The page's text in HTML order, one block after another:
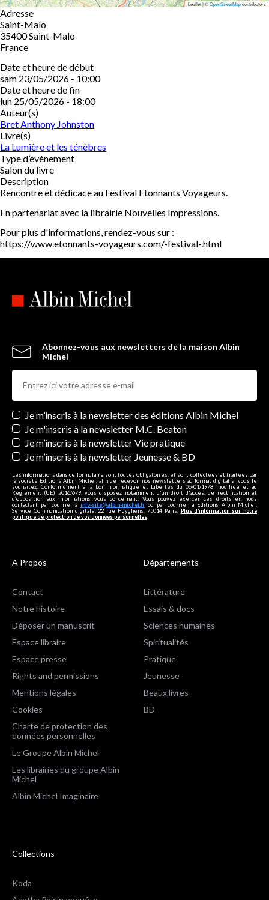
Leaflet | ©OpenStreetMapcontributors
Adresse
Saint-Malo
35400Saint-Malo
France
Date et heure de début
sam 23/05/2026 - 10:00
Date et heure de fin
lun 25/05/2026 - 18:00
Auteur(s)
Bret Anthony Johnston
Livre(s)
La Lumière et les ténèbres
Type d’événement
Salon du livre
Description
Rencontre et dédicace au Festival Etonnants Voyageurs.
En partenariat avec la librairie Nouvelles Impressions.
Pour plus d'informations, rendez-vous sur :
https://www.etonnants-voyageurs.com/-festival-.html
Abonnez-vous aux newsletters de la maison Albin
Michel
Newsletters
Je m’inscris à la newsletter des éditions Albin Michel
Je m'inscris à la newsletter M.C. Beaton
Je m’inscris à la newsletter Vie pratique
Je m’inscris à la newsletter Jeunesse & BD
Les informations dans ce formulaire sont toutes obligatoires, et sont collectées et traitées par
la société Editions Albin Michel, afin de recevoir nos newsletters au format digital si vous le
souhaitez. Conformément à la Loi Informatique et Libertés du 06/01/1978 modifiée et au
Règlement (UE) 2016/679, vous disposez notamment d'un droit d'accès, de rectification et
d’opposition aux informations vous concernant. Vous pouvez exercer ces droits en nous
contactant par courriel à info-site@albin-michel.fr ou par courrier à Editions Albin Michel,
Service Communication digitale, 22 rue Huyghens, 75014 Paris. Plus d’information sur notre
politique de protection de vos données personnelles
A Propos
Contact
Notre histoire
Déposer un manuscrit
Espace libraire
Espace presse
Rights and permissions
Mentions légales
Cookies
Charte de protection des
données personnelles
Le Groupe Albin Michel
Les librairies du groupe Albin
Michel
Albin Michel Imaginaire
Départements
Littérature
Essais & docs
Sciences humaines
Spiritualités
Pratique
Jeunesse
Beaux livres
BD
Collections
Koda